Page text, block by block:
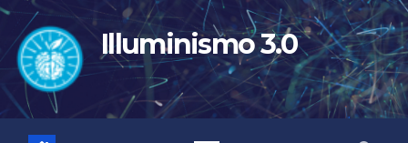
Salta
contenuto
Illuminismo 3.0